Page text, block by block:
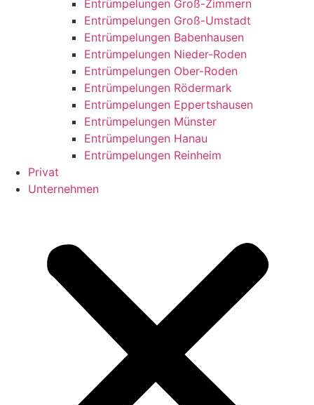
Entrümpelungen Groß-Zimmern
Entrümpelungen Groß-Umstadt
Entrümpelungen Babenhausen
Entrümpelungen Nieder-Roden
Entrümpelungen Ober-Roden
Entrümpelungen Rödermark
Entrümpelungen Eppertshausen
Entrümpelungen Münster
Entrümpelungen Hanau
Entrümpelungen Reinheim
Privat
Unternehmen